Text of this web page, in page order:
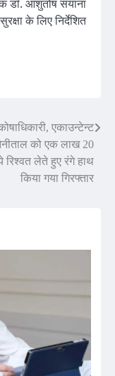
डॉ. आशुतोष सयाना
के लिए निर्देशित
एकाउन्टेन्ट
को एक लाख 20
रिश्वत लेते हुए रंगे हाथ
किया गया गिरफ्तार